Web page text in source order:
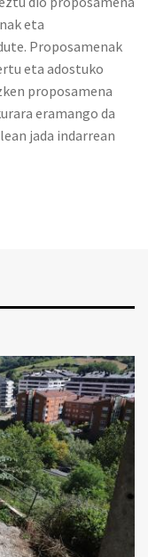
eta
Proposamenak
eta adostuko
proposamena
eramango da
jada indarrean